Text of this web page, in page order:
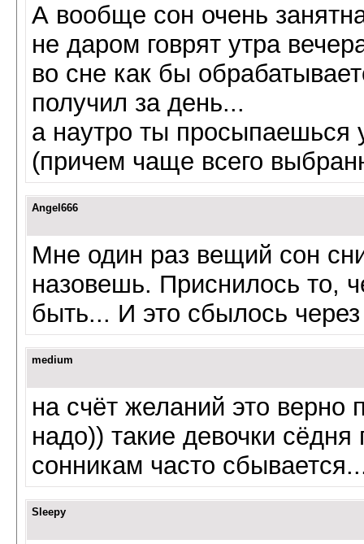
А вообще сон очень
не даром говрят утра
во сне как бы
получил за день...
а наутро ты
(причем чаще всего
Angel666
Мне один раз вещий сон
назовешь. Приснилось то,
быть... И это сбылось
medium
на счёт желаний это верно
надо)) такие девочки
сонникам часто
Sleepy